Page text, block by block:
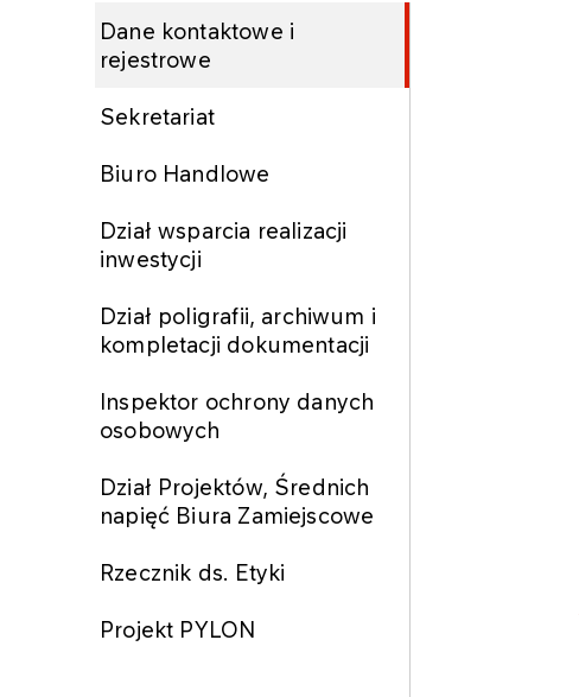
Dane kontaktowe i
rejestrowe
Sekretariat
Biuro Handlowe
Dział wsparcia realizacji
inwestycji
Dział poligrafii, archiwum i
kompletacji dokumentacji
Inspektor ochrony danych
osobowych
Dział Projektów, Średnich
napięć Biura Zamiejscowe
Rzecznik ds. Etyki
Projekt PYLON